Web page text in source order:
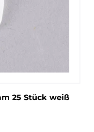
25 Stück weiß